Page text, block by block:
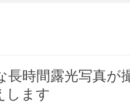
長時間露光写真が
します